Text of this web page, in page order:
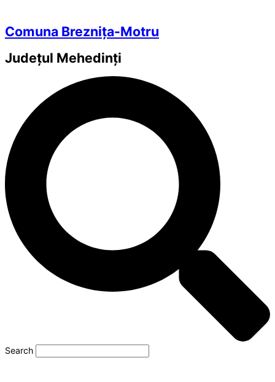
Comuna Breznița-Motru
Județul Mehedinți
Search